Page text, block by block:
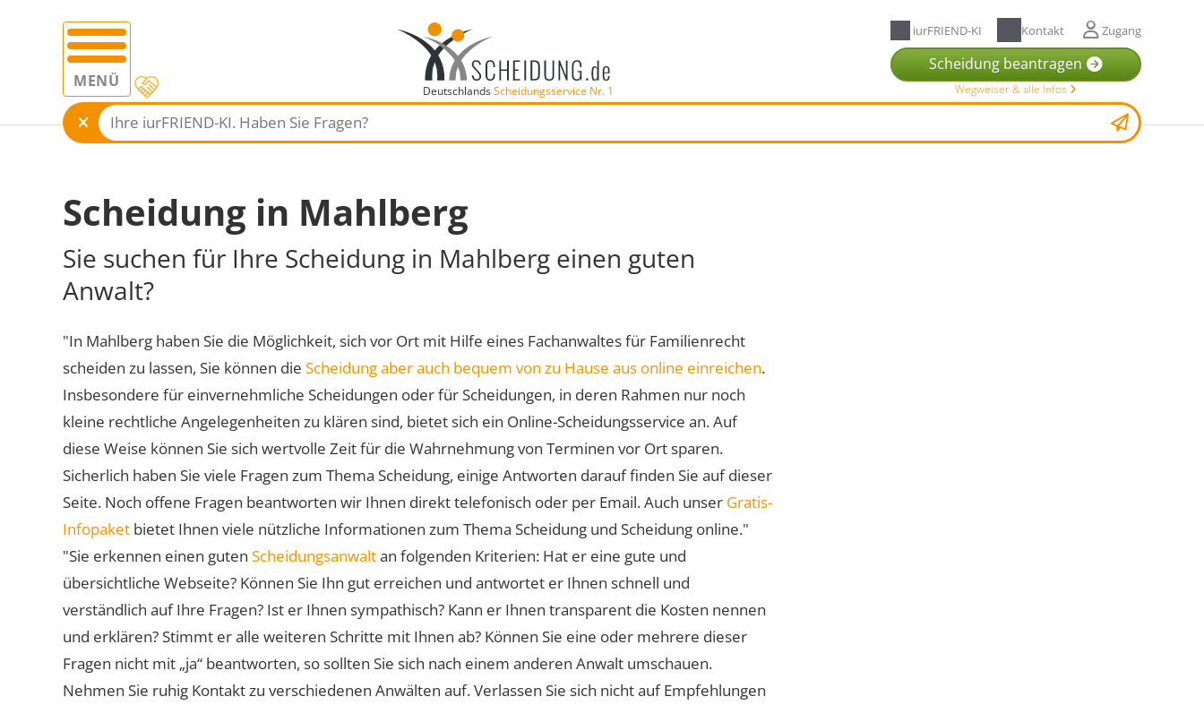
MENÜ DeutschlandsScheidungsservice Nr. 1
iurFRIEND-KI Kontakt Zugang
Scheidung beantragen
Wegweiser & alle Infos
Scheidung in Mahlberg
Sie suchen für Ihre Scheidung in Mahlberg einen guten
Anwalt?
"In Mahlberg haben Sie die Möglichkeit, sich vor Ort mit Hilfe eines Fachanwaltes für Familienrecht
scheiden zu lassen, Sie können die Scheidung aber auch bequem von zu Hause aus online einreichen.
Insbesondere für einvernehmliche Scheidungen oder für Scheidungen, in deren Rahmen nur noch
kleine rechtliche Angelegenheiten zu klären sind, bietet sich ein Online-Scheidungsservice an. Auf
diese Weise können Sie sich wertvolle Zeit für die Wahrnehmung von Terminen vor Ort sparen.
Sicherlich haben Sie viele Fragen zum Thema Scheidung, einige Antworten darauf finden Sie auf dieser
Seite. Noch offene Fragen beantworten wir Ihnen direkt telefonisch oder per Email. Auch unser Gratis-
Infopaket bietet Ihnen viele nützliche Informationen zum Thema Scheidung und Scheidung online."
"Sie erkennen einen guten Scheidungsanwaltan folgenden Kriterien: Hat er eine gute und
übersichtliche Webseite? Können Sie Ihn gut erreichen und antwortet er Ihnen schnell und
verständlich auf Ihre Fragen? Ist er Ihnen sympathisch? Kann er Ihnen transparent die Kosten nennen
und erklären? Stimmt er alle weiteren Schritte mit Ihnen ab? Können Sie eine oder mehrere dieser
Fragen nicht mit „ja“ beantworten, so sollten Sie sich nach einem anderen Anwalt umschauen.
Nehmen Sie ruhig Kontakt zu verschiedenen Anwälten auf. Verlassen Sie sich nicht auf Empfehlungen